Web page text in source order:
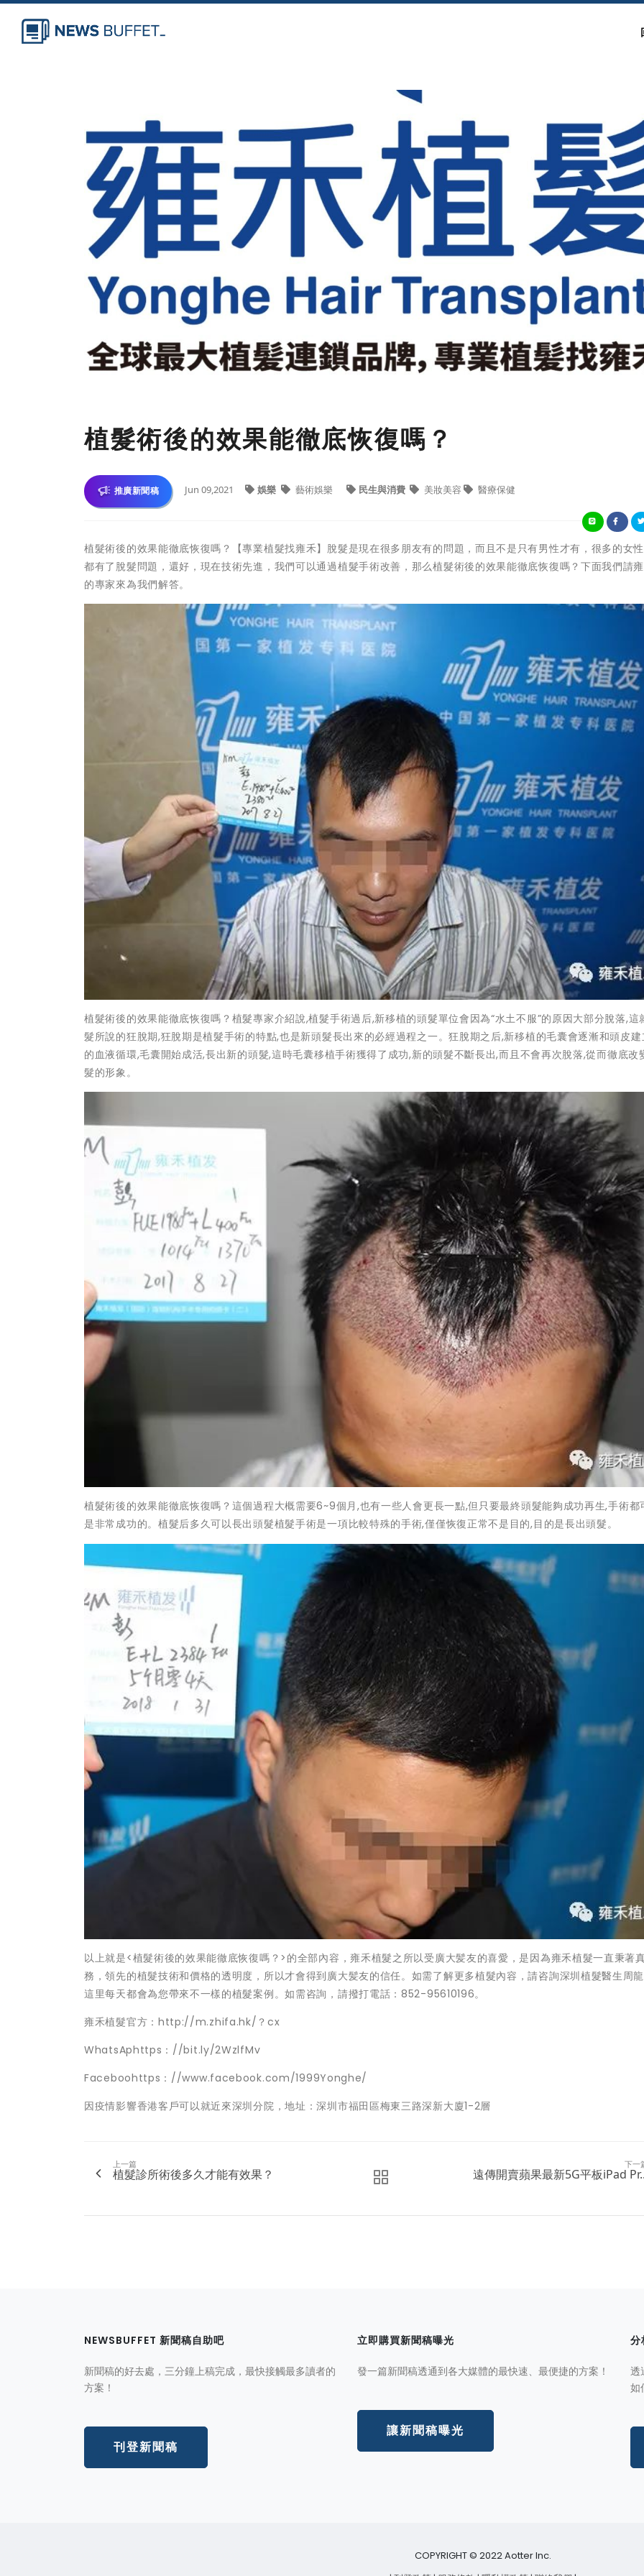
植髮術後的效果能徹底恢復嗎？
推廣新聞稿 Jun 09,2021 娛樂 藝術娛樂 民生與消費 美妝美容 醫療保健
植髮術後的效果能徹底恢復嗎？【專業植髮找雍禾】脫髮是現在很多朋友有的問題，而且不是只有男性才有，很多的女
都有了脫髮問題，還好，現在技術先進，我們可以通過植髮手術改善，那么植髮術後的效果能徹底恢復嗎？下面我們請
的專家來為我們解答。
植髮術後的效果能徹底恢復嗎？植髮專家介紹說,植髮手術過后,新移植的頭髮單位會因為“水土不服”的原因大部分脫落,這
髮所說的狂脫期,狂脫期是植髮手術的特點,也是新頭髮長出來的必經過程之一。狂脫期之后,新移植的毛囊會逐漸和頭皮
的血液循環,毛囊開始成活,長出新的頭髮,這時毛囊移植手術獲得了成功,新的頭髮不斷長出,而且不會再次脫落,從而徹底改
髮的形象。
植髮術後的效果能徹底恢復嗎？這個過程大概需要6~9個月,也有一些人會更長一點,但只要最終頭髮能夠成功再生,手術都
是非常成功的。植髮后多久可以長出頭髮植髮手術是一項比較特殊的手術,僅僅恢復正常不是目的,目的是長出頭髮。
以上就是<植髮術後的效果能徹底恢復嗎？>的全部內容，雍禾植髮之所以受廣大髪友的喜愛，是因為雍禾植髮一直秉著
務，領先的植髮技術和價格的透明度，所以才會得到廣大髪友的信任。如需了解更多植髮內容，請咨詢深圳植髮醫生周
這里每天都會為您帶來不一樣的植髮案例。如需咨詢，請撥打電話：852-95610196。
雍禾植髮官方：http://m.zhifa.hk/？cx
WhatsAphttps：//bit.ly/2WzlfMv
Faceboohttps：//www.facebook.com/1999Yonghe/
因疫情影響香港客戶可以就近來深圳分院，地址：深圳市福田區梅東三路深新大廈1-2層
上一篇
植髮診所術後多久才能有效果？
下一
遠傳開賣蘋果最新5G平板iPad
NEWSBUFFET 新聞稿自助吧
新聞稿的好去處，三分鐘上稿完成，最快接觸最多讀者的
方案！
刊登新聞稿
立即購買新聞稿曝光
發一篇新聞稿透通到各大媒體的最快速、最便捷的方案！
讓新聞稿曝光
分
透
如
COPYRIGHT © 2022 Aotter Inc.